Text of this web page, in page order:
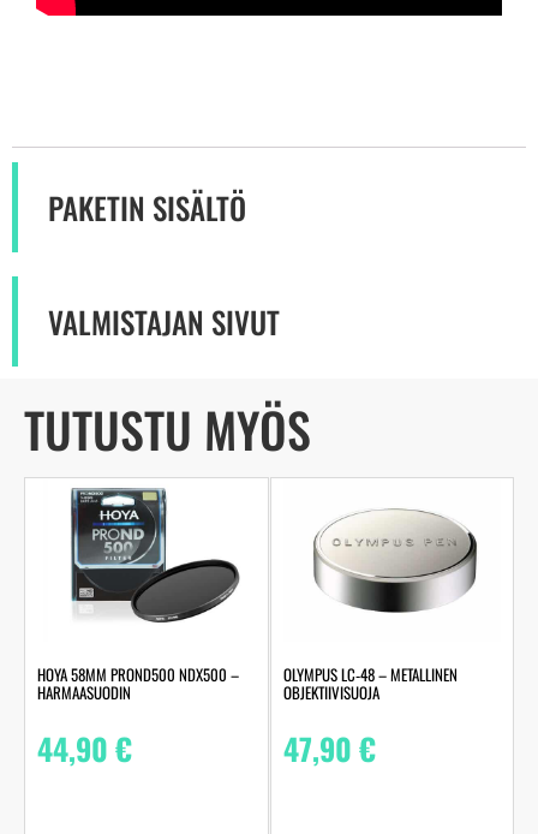
PAKETIN SISÄLTÖ
VALMISTAJAN SIVUT
TUTUSTU MYÖS
HOYA 58MM PROND500 NDX500 –
HARMAASUODIN
44,90€
OLYMPUS LC‑48 – METALLINEN
OBJEKTIIVISUOJA
47,90€